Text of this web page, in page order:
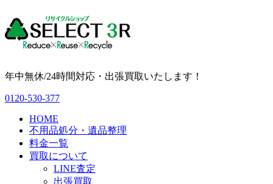
年中無休/24時間対応・出張買取いたします！
0120-530-377
HOME
不用品処分・遺品整理
料金一覧
買取について
LINE査定
出張買取